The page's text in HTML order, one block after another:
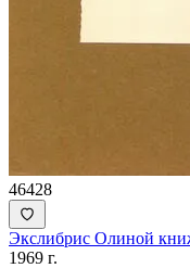
46428
Экслибрис Олиной
1969 г.